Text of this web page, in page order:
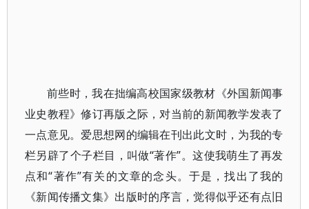
前些时，我在拙编高校国家级教材《外国新闻事
业史教程》修订再版之际，对当前的新闻教学发表了
一点意见。爱思想网的编辑在刊出此文时，为我的专
栏另辟了个子栏目，叫做“著作”。这使我萌生了再发
点和“著作”有关的文章的念头。于是，找出了我的
《新闻传播文集》出版时的序言，觉得似乎还有点旧